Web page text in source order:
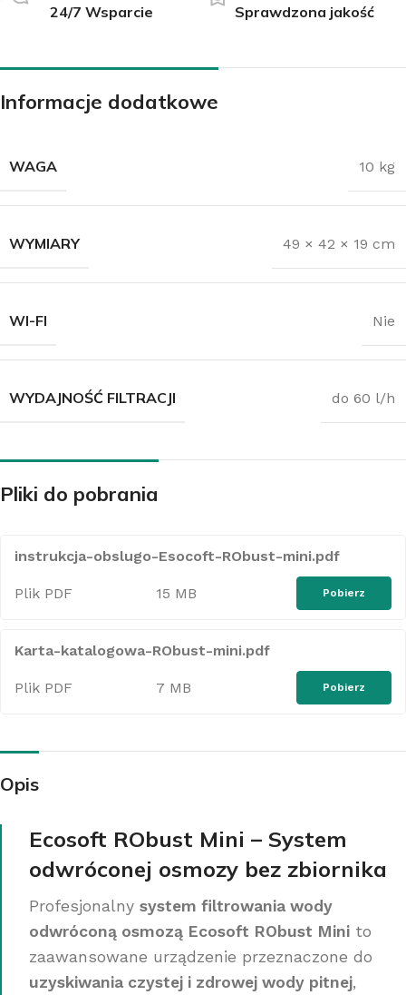
24/7 Wsparcie Sprawdzona jakość
Informacje dodatkowe
WAGA 10 kg
WYMIARY 49 × 42 × 19 cm
WI-FI Nie
WYDAJNOŚĆ FILTRACJI do 60 l/h
Pliki do pobrania
instrukcja-obslugo-Esocoft-RObust-mini.pdf
Plik PDF 15 MB Pobierz
Karta-katalogowa-RObust-mini.pdf
Plik PDF 7 MB Pobierz
Opis
Ecosoft RObust Mini – System
odwróconej osmozy bez zbiornika
Profesjonalny system filtrowania wody
odwróconą osmozą Ecosoft RObust Mini to
zaawansowane urządzenie przeznaczone do
uzyskiwania czystej i zdrowej wody pitnej,